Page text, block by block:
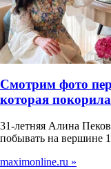
Смотрим фото
которая
31-летняя Алина
побывать на вершине
maximonline.ru »